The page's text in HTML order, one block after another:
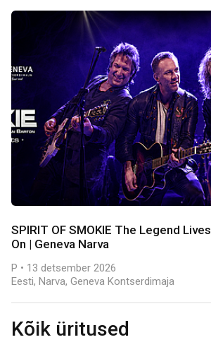
SPIRIT OF SMOKIE The Legend Lives
On | Geneva Narva
P • 13 detsember 2026
Eesti, Narva, Geneva Kontserdimaja
Kõik üritused